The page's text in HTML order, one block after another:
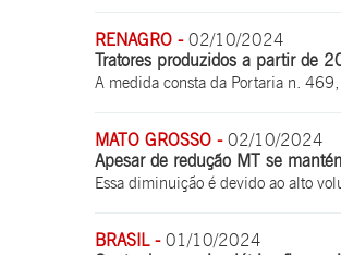
RENAGRO - 02/10/2024
Tratores produzidos a partir de
A medida consta da Portaria n.
MATO GROSSO - 02/10/2024
Apesar de redução MT se
Essa diminuição é devido ao alto
BRASIL - 01/10/2024